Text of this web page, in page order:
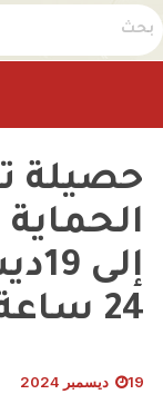
حصيلة
24 ساعة الأخيرة)
19 ديسمبر 2024